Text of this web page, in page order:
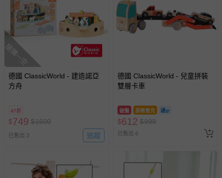
報紙、期刊或雜誌（惟書籍如經拆封、使用，則酌收整
新費用）。
經消費者拆封之影音商品或電腦軟體（例如 DVD、CD
等）。
非以有形媒介提供之數位內容或一經提供即為完成之線
上服務，經消費者事先同意始提供（例如線上課程、遊
戲或活動點數等）。
-新生兒親膚衣物（嬰幼兒包巾與背巾、包屁衣、學習
褲、紗布衣等）。
-接觸性孕哺產品（奶嘴、奶瓶、擠乳器、哺乳衣、托腹
-其他原廠盒裝商品封口處已貼上「不可拆封」，或具警
搶購一空
德國 ClassicWorld - 建造諾亞
方舟
47折
$749 $1600
已售出 3 追蹤
德國 ClassicWorld - 兒童拼裝
雙層卡車
破盤 即將售完
$612 $999
已售出 6